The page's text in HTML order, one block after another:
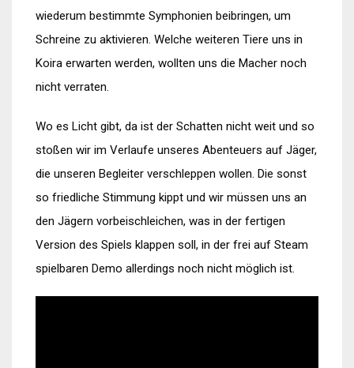
wiederum bestimmte Symphonien beibringen, um
Schreine zu aktivieren. Welche weiteren Tiere uns in
Koira erwarten werden, wollten uns die Macher noch
nicht verraten.
Wo es Licht gibt, da ist der Schatten nicht weit und so
stoßen wir im Verlaufe unseres Abenteuers auf Jäger,
die unseren Begleiter verschleppen wollen. Die sonst
so friedliche Stimmung kippt und wir müssen uns an
den Jägern vorbeischleichen, was in der fertigen
Version des Spiels klappen soll, in der frei auf Steam
spielbaren Demo allerdings noch nicht möglich ist.